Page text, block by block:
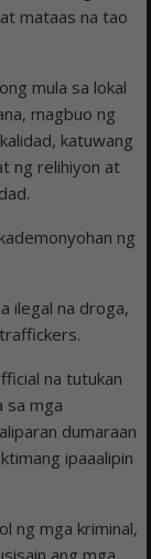
mataas na tao
mula sa lokal
magbuo ng
katuwang
ng relihiyon at
ng
ilegal na droga,
na tutukan
sa mga
dumaraan
ipaaalipin
ng mga kriminal,
ang mga